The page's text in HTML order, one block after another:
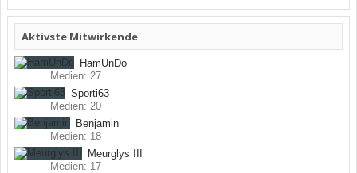
Aktivste Mitwirkende
HamUnDo
Medien: 27
Sporti63
Medien: 20
Benjamin
Medien: 18
Meurglys III
Medien: 17